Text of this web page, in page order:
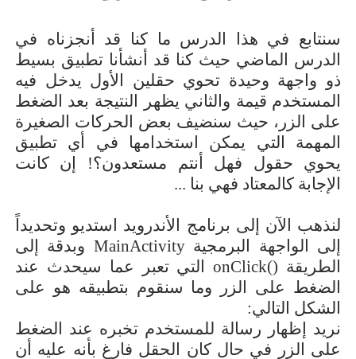
سنتابع في هذا الدرس ما كنا قد أنجزناه في
الدرس الماضي حيث كنا قد أنشأنا تطبيق بسيط
ذو واجهة وحيدة تحوي حقلين الأول يدخل فيه
المستخدم قيمة والثاني يظهر النتيجة بعد الضغط
على الزر، حيث سنضيف بعض الحركات الصغيرة
المهمة التي يمكن استخدامها في أي تطبيق
يحوي حقول فهل أنتم مستعدون؟! إن كانت
الإجابة كالمعتاد فهي بنا ...
لنذهب الآن إلى برنامج الأندرويد استديو وتحديداً
إلى الواجهة البرمجيةMainActivity وبدقة إلى
الطريقة onClick()التي تعبر عما سيحدث عند
الضغط على الزر وما سنقوم بتطبيقه هو على
الشكل التالي:
نريد إظهار رسالة للمستخدم تخبره عند الضغط
على الزر في حال كان الحقل فارغ بأنه عليه أن